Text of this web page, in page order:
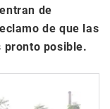
de
de que las
pronto posible.